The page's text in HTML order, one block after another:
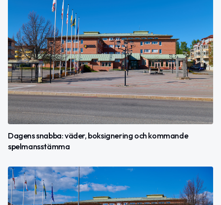
Dagens snabba: väder, boksignering och kommande
spelmansstämma